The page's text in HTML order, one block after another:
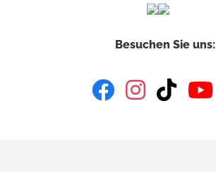
Besuchen Sie uns: